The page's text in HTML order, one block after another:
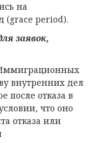
на
(grace period).
заявок,
Иммиграционных
внутренних дел
после отказа в
что оно
отказа или